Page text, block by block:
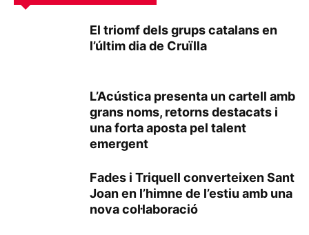
El triomf dels grups catalans en
l’últim dia de Cruïlla
L’Acústica presenta un cartell amb
grans noms, retorns destacats i
una forta aposta pel talent
emergent
Fades i Triquell converteixen Sant
Joan en l’himne de l’estiu amb una
nova col·laboració